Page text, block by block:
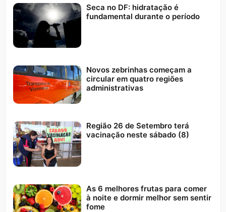
Seca no DF: hidratação é
fundamental durante o período
Novos zebrinhas começam a
circular em quatro regiões
administrativas
Região 26 de Setembro terá
vacinação neste sábado (8)
As 6 melhores frutas para comer
à noite e dormir melhor sem sentir
fome